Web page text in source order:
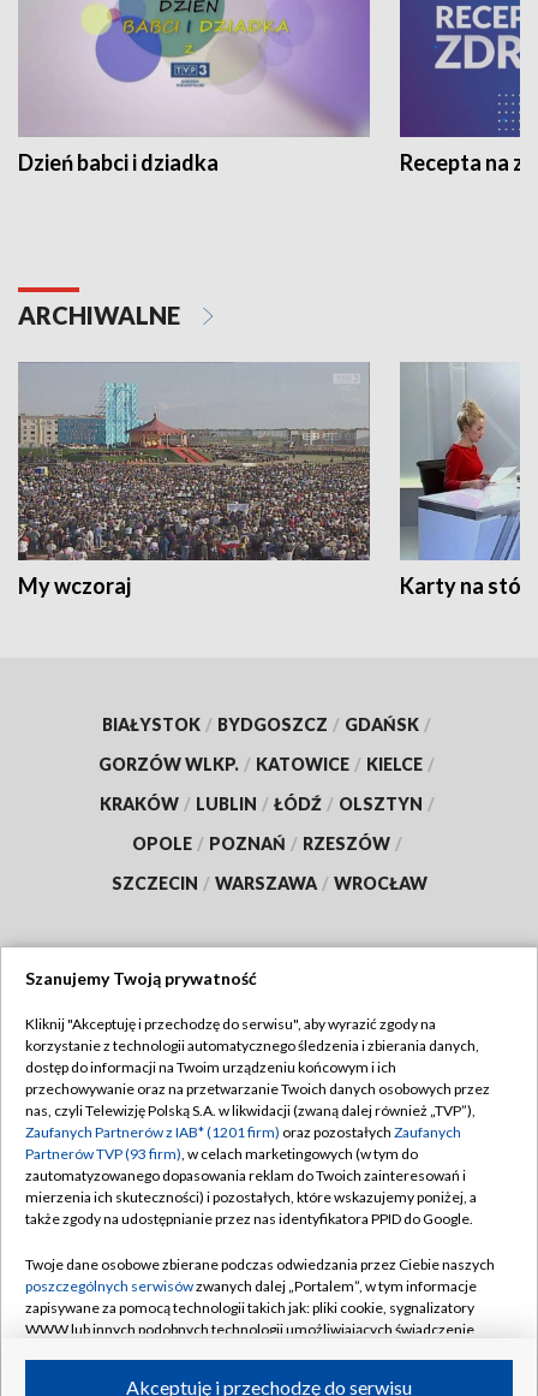
Dzień babci i dziadka Recepta na
ARCHIWALNE
My wczoraj Karty na
BIAŁYSTOK / BYDGOSZCZ / GDAŃSK /
GORZÓW WLKP. / KATOWICE / KIELCE /
KRAKÓW / LUBLIN / ŁÓDŹ / OLSZTYN /
OPOLE / POZNAŃ / RZESZÓW /
SZCZECIN / WARSZAWA / WROCŁAW
TVP
Abonament TVP
Emisja w TVP
Centrum informacji TVP
Naziemna Telewizja Cyfrowa
Rada Programowa
System NOS
Informacje o nadawcy
Regulamin TVP
Polityka prywatności
Moje zgody
Pomoc
Kontakt
Kanały
Szanujemy Twoją prywatność
Kliknij "Akceptuję i przechodzę do serwisu", aby wyrazić zgody na
korzystanie z technologii automatycznego śledzenia i zbierania danych,
dostęp do informacji na Twoim urządzeniu końcowym i ich
przechowywanie oraz na przetwarzanie Twoich danych osobowych przez
nas, czyli Telewizję Polską S.A. w likwidacji (zwaną dalej również „TVP”),
Zaufanych Partnerów z IAB* (1201 firm) oraz pozostałych Zaufanych
Partnerów TVP (93 firm), w celach marketingowych (w tym do
zautomatyzowanego dopasowania reklam do Twoich zainteresowań i
mierzenia ich skuteczności) i pozostałych, które wskazujemy poniżej, a
także zgody na udostępnianie przez nas identyfikatora PPID do Google.
Twoje dane osobowe zbierane podczas odwiedzania przez Ciebie naszych
poszczególnych serwisówzwanych dalej „Portalem”, w tym informacje
zapisywane za pomocą technologii takich jak: pliki cookie, sygnalizatory
WWW lub innych podobnych technologii umożliwiających świadczenie
Akceptuję i przechodzę do serwisu